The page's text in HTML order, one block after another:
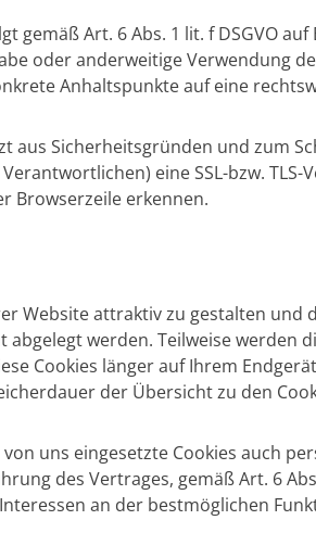
gemäß Art. 6 Abs. 1 lit. f DSGVO
oder anderweitige Verwendung
Anhaltspunkte auf eine
aus Sicherheitsgründen und zum
eine SSL-bzw.
Browserzeile erkennen.
Website attraktiv zu gestalten
abgelegt werden. Teilweise werden
Cookies länger auf Ihrem
der Übersicht zu den
uns eingesetzte Cookies auch
des Vertrages, gemäß Art. 6
an der bestmöglichen